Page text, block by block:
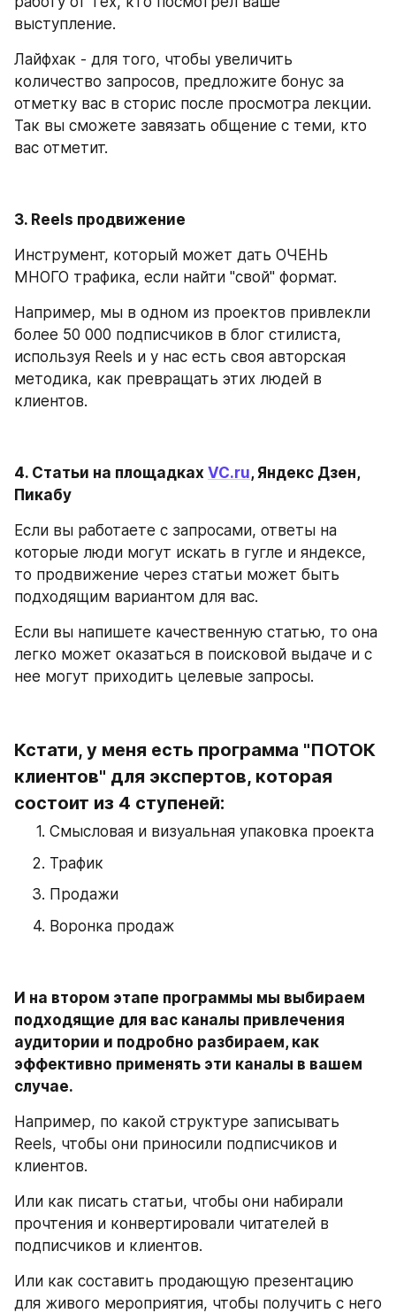
выступление.
Лайфхак - для того, чтобы увеличить
количество запросов, предложите бонус за
отметку вас в сторис после просмотра лекции.
Так вы сможете завязать общение с теми, кто
вас отметит.
3. Reels продвижение
Инструмент, который может дать ОЧЕНЬ
МНОГО трафика, если найти "свой" формат.
Например, мы в одном из проектов привлекли
более 50 000 подписчиков в блог стилиста,
используя Reels и у нас есть своя авторская
методика, как превращать этих людей в
клиентов.
4. Статьи на площадках VC.ru, Яндекс Дзен,
Пикабу
Если вы работаете с запросами, ответы на
которые люди могут искать в гугле и яндексе,
то продвижение через статьи может быть
подходящим вариантом для вас.
Если вы напишете качественную статью, то она
легко может оказаться в поисковой выдаче и с
нее могут приходить целевые запросы.
Кстати, у меня есть программа "ПОТОК
клиентов" для экспертов, которая
состоит из 4 ступеней:
Смысловая и визуальная упаковка проекта
Трафик
Продажи
Воронка продаж
И на втором этапе программы мы выбираем
подходящие для вас каналы привлечения
аудитории и подробно разбираем, как
эффективно применять эти каналы в вашем
случае.
Например, по какой структуре записывать
Reels, чтобы они приносили подписчиков и
клиентов.
Или как писать статьи, чтобы они набирали
прочтения и конвертировали читателей в
подписчиков и клиентов.
Или как составить продающую презентацию
для живого мероприятия, чтобы получить с него